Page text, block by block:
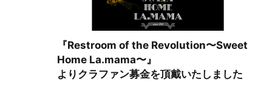
『Restroom of the Revolution〜Sweet
Home La.mama〜』
よりクラファン募金を頂戴いたしました